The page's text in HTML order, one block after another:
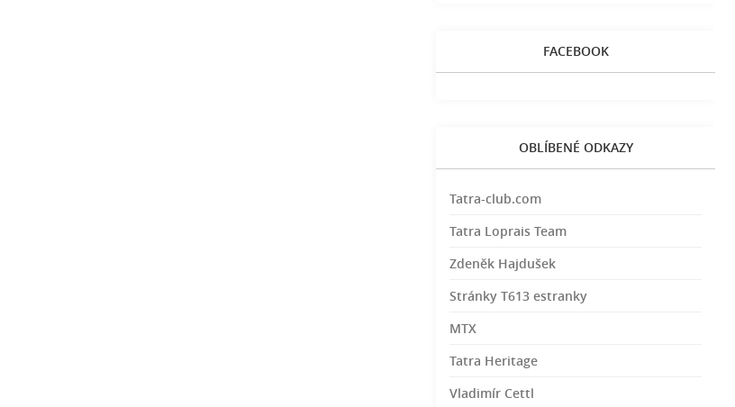
FACEBOOK
OBLÍBENÉ ODKAZY
Tatra-club.com
Tatra Loprais Team
Zdeněk Hajdušek
Stránky T613 estranky
MTX
Tatra Heritage
Vladimír Cettl